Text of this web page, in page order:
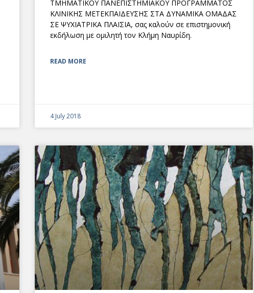
ΤΜΗΜΑΤΙΚΟΥ ΠΑΝΕΠΙΣΤΗΜΙΑΚΟΥ ΠΡΟΓΡΑΜΜΑΤΟΣ
ΚΛΙΝΙΚΗΣ ΜΕΤΕΚΠΑΙΔΕΥΣΗΣ ΣΤΑ ΔΥΝΑΜΙΚΑ ΟΜΑΔΑΣ
ΣΕ ΨΥΧΙΑΤΡΙΚΑ ΠΛΑΙΣΙΑ, σας καλούν σε επιστημονική
εκδήλωση με ομιλητή τον Κλήμη Ναυρίδη.
READ MORE
4 July 2018